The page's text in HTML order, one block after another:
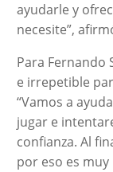
ayudarle y
necesite”,
Para Fernando
e irrepetible
“Vamos a
jugar e
confianza. Al
por eso es